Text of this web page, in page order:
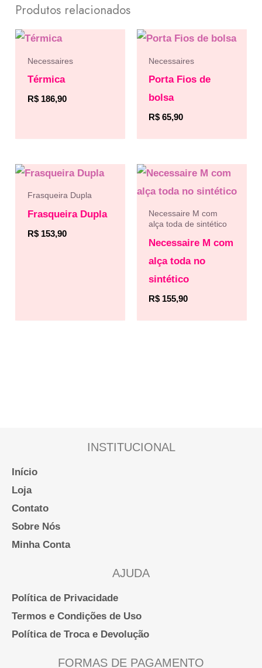
Produtos relacionados
Necessaires
Térmica
R$186,90
Necessaires
Porta Fios de
bolsa
R$ 65,90
Frasqueira Dupla
Frasqueira Dupla
R$153,90
Necessaire M com
alça toda de sintético
Necessaire M com
alça toda no
sintético
R$ 155,90
INSTITUCIONAL
Início
Loja
Contato
Sobre Nós
Minha Conta
AJUDA
Política de Privacidade
Termos e Condições de Uso
Política de Troca e Devolução
FORMAS DE PAGAMENTO